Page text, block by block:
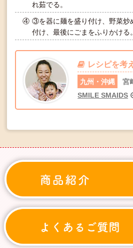
れ茹でる。
④ ③を器に麺を盛り付け、野菜炒
付け、最後にごまをふりかける。
レシピを考
九州・沖縄
宮
SMILE SMAIDS